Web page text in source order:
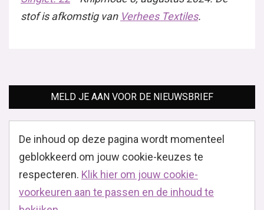
stof is afkomstig van Verhees Textiles.
MELD JE AAN VOOR DE NIEUWSBRIEF
De inhoud op deze pagina wordt momenteel
geblokkeerd om jouw cookie-keuzes te
respecteren. Klik hier om jouw cookie-
voorkeuren aan te passen en de inhoud te